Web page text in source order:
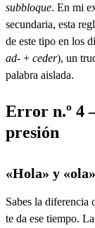
subbloque. En mi
secundaria, esta
de este tipo en los
ad- + ceder), un
palabra aislada.
Error n.º 4
presión
«Hola» y
Sabes la diferencia
te da ese tiempo.